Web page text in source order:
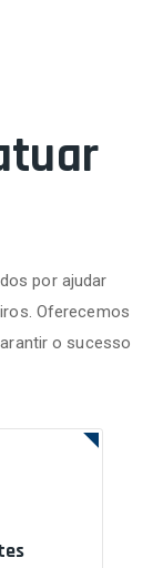
por ajudar
Oferecemos
o sucesso